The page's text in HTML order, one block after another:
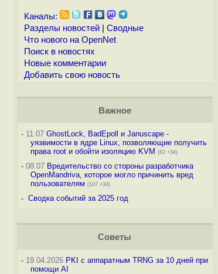
Каналы:
Разделы новостей| Сводные
Что нового на OpenNet
Поиск в новостях
Новые комментарии
Добавить свою новость
Важное
-11.07 GhostLock, BadEpoll и Januscape -
уязвимости в ядре Linux, позволяющие получить
права root и обойти изоляцию KVM (82 +34)
-08.07 Вредительство со стороны разработчика
OpenMandriva, которое могло причинить вред
пользователям (107 +34)
- Сводка событий за 2025 год
Советы
-19.04.2026 PKI с аппаратным TRNG за 10 дней при
помощи AI